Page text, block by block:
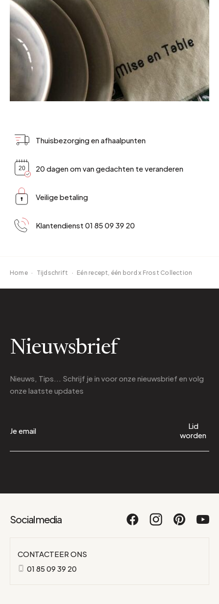
Thuisbezorging en afhaalpunten
20 dagen om van gedachten te veranderen
Veilige betaling
Klantendienst 01 85 09 39 20
Home · Tijdschrift · Eén recept, één bord x Frost Collection
Nieuwsbrief
Nieuws, Tips... Schrijf je in voor onze nieuwsbrief en volg
onze laatste updates
Lid
worden
Social media
CONTACTEER ONS
01 85 09 39 20